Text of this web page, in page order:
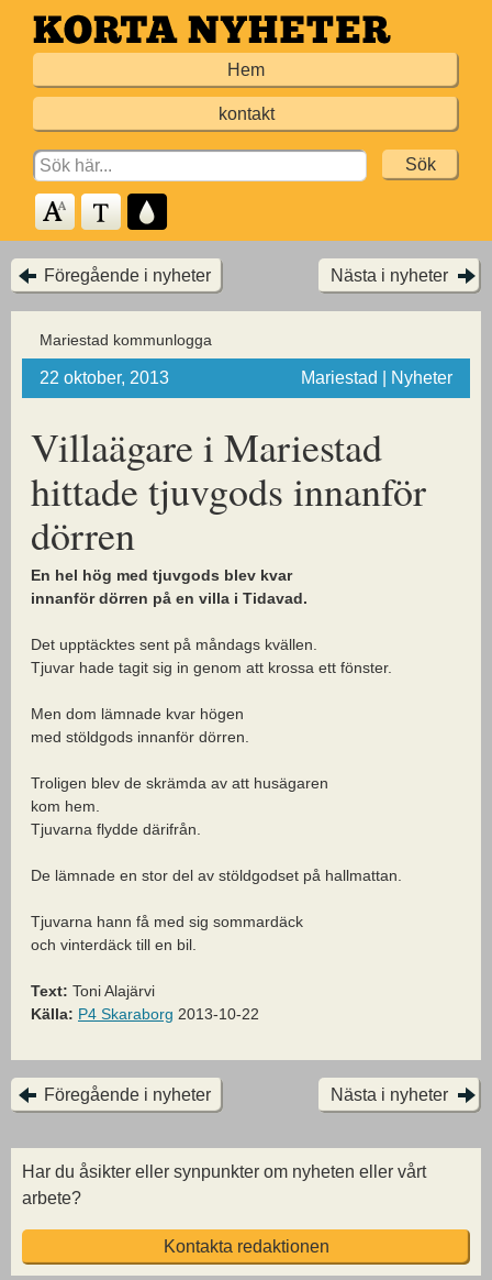
Hoppa
till
Hem
kontakt
Search
for:
Föregående i nyheter Nästa i nyheter
Mariestad kommunlogga
22 oktober, 2013 Mariestad | Nyheter
Villaägare i Mariestad
hittade tjuvgods innanför
dörren
En hel hög med tjuvgods blev kvar
innanför dörren på en villa i Tidavad.
Det upptäcktes sent på måndags kvällen.
Tjuvar hade tagit sig in genom att krossa ett fönster.
Men dom lämnade kvar högen
med stöldgods innanför dörren.
Troligen blev de skrämda av att husägaren
kom hem.
Tjuvarna flydde därifrån.
De lämnade en stor del av stöldgodset på hallmattan.
Tjuvarna hann få med sig sommardäck
och vinterdäck till en bil.
Text: Toni Alajärvi
Källa: P4 Skaraborg 2013-10-22
Föregående i nyheter Nästa i nyheter
Har du åsikter eller synpunkter om nyheten eller vårt
arbete?
Kontakta redaktionen